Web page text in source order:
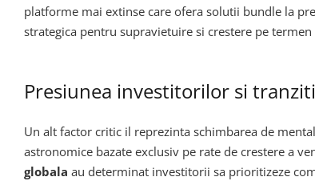
platforme mai extinse care ofera solutii bundle la
strategica pentru supravietuire si crestere pe termen
Presiunea investitorilor si
Un alt factor critic il reprezinta schimbarea de
astronomice bazate exclusiv pe rate de crestere a
globala au determinat investitorii sa prioritizeze